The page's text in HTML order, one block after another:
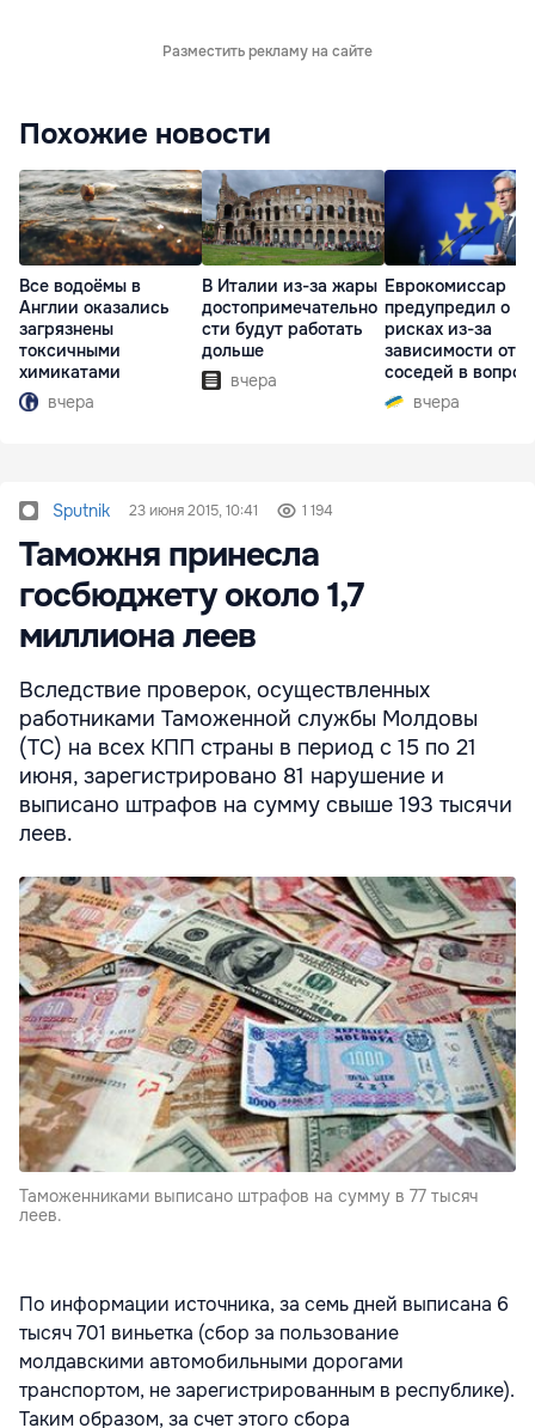
Разместить рекламу на сайте
Похожие новости
Все водоёмы в
Англии оказались
загрязнены
токсичными
химикатами
вчера
В Италии из-за жары
достопримечательно
сти будут работать
дольше
вчера
Еврокомиссар
предупредил о
рисках из-за
зависимости от
соседей в
границ
вчера
Sputnik 23 июня 2015, 10:41 1 194
Таможня принесла
госбюджету около 1,7
миллиона леев
Вследствие проверок, осуществленных
работниками Таможенной службы Молдовы
(ТС) на всех КПП страны в период с 15 по 21
июня, зарегистрировано 81 нарушение и
выписано штрафов на сумму свыше 193 тысячи
леев.
Таможенниками выписано штрафов на сумму в 77 тысяч
леев.
По информации источника, за семь дней выписана 6
тысяч 701 виньетка (сбор за пользование
молдавскими автомобильными дорогами
транспортом, не зарегистрированным в республике).
Таким образом, за счет этого сбора